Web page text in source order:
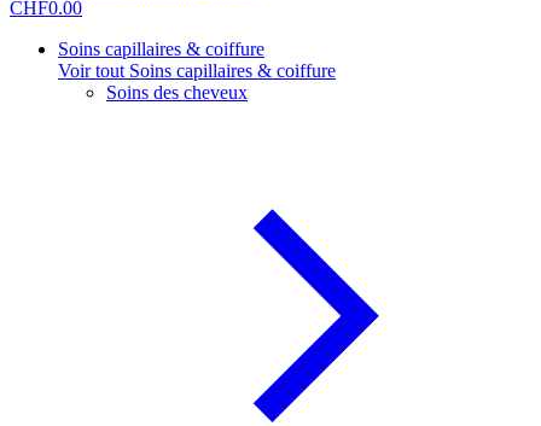
CHF0.00
Soins capillaires & coiffure
Voir tout Soins capillaires & coiffure
Soins des cheveux